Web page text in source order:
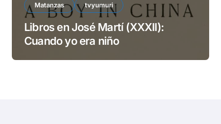
Matanzas tvyumuri
Libros en José Martí (XXXII):
Cuando yo era niño